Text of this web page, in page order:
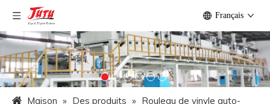
Français
Maison » Des produits » Rouleau de vinyle auto-